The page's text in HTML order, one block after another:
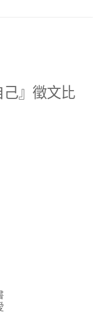
』徵文比